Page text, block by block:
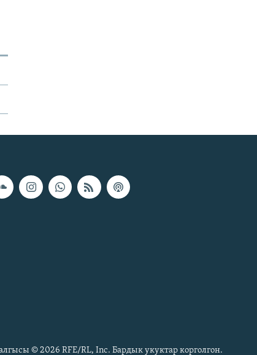
© 2026 RFE/RL, Inc. Бардык укуктар корголгон.